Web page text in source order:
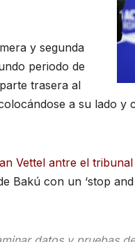
y segunda
periodo de
trasera al
a su lado y
Vettel antre el
Bakú con un ‘stop